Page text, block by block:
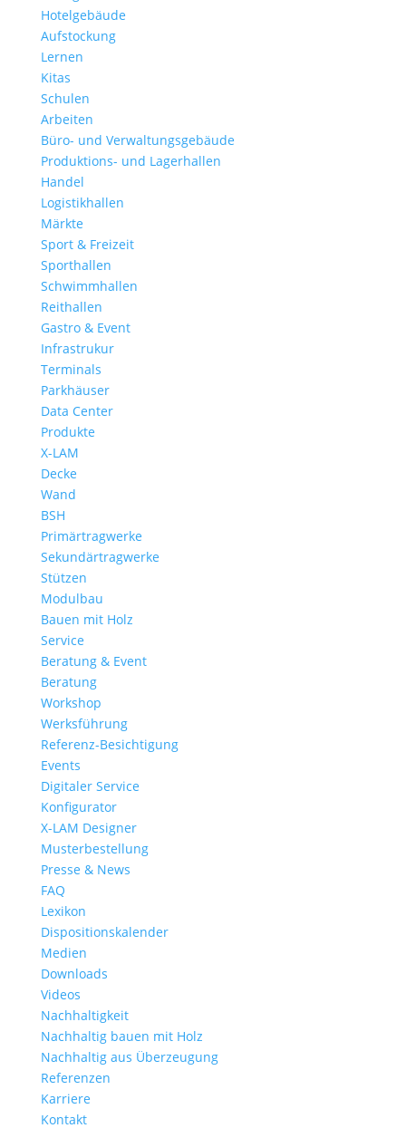
Hotelgebäude
Aufstockung
Lernen
Kitas
Schulen
Arbeiten
Büro- und Verwaltungs­gebäude
Produktions- und Lagerhallen
Handel
Logistikhallen
Märkte
Sport & Freizeit
Sporthallen
Schwimmhallen
Reithallen
Gastro & Event
Infrastrukur
Terminals
Parkhäuser
Data Center
Produkte
X-LAM
Decke
Wand
BSH
Primärtragwerke
Sekundärtragwerke
Stützen
Modulbau
Bauen mit Holz
Service
Beratung & Event
Beratung
Workshop
Werksführung
Referenz-Besichtigung
Events
Digitaler Service
Konfigurator
X-LAM Designer
Musterbestellung
Presse & News
FAQ
Lexikon
Dispositionskalender
Medien
Downloads
Videos
Nachhaltigkeit
Nachhaltig bauen mit Holz
Nachhaltig aus Überzeugung
Referenzen
Karriere
Kontakt